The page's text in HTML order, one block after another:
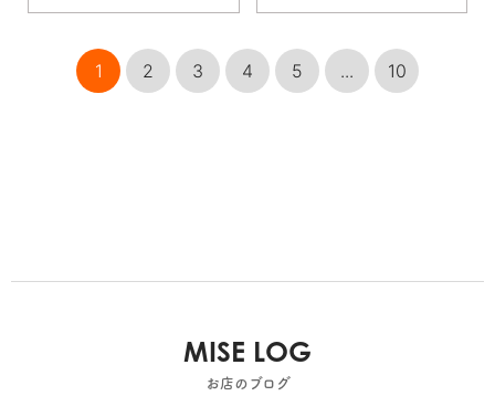
1 2 3 4 5 ... 10
MISE LOG
お店のブログ